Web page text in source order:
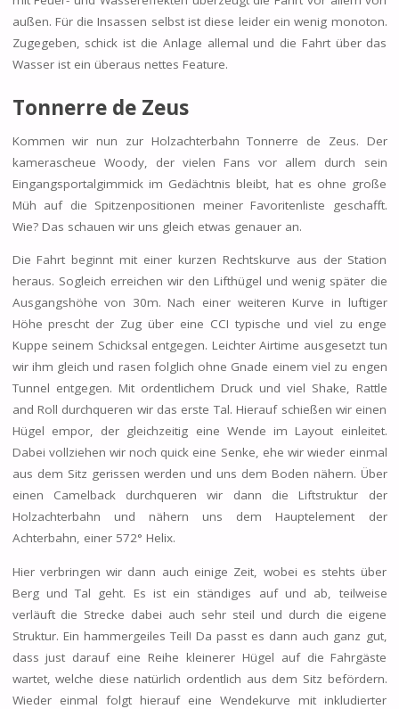
außen. Für die Insassen selbst ist diese leider ein wenig monoton.
Zugegeben, schick ist die Anlage allemal und die Fahrt über das
Wasser ist ein überaus nettes Feature.
Tonnerre de Zeus
Kommen wir nun zur Holzachterbahn Tonnerre de Zeus. Der
kamerascheue Woody, der vielen Fans vor allem durch sein
Eingangsportalgimmick im Gedächtnis bleibt, hat es ohne große
Müh auf die Spitzenpositionen meiner Favoritenliste geschafft.
Wie? Das schauen wir uns gleich etwas genauer an.
Die Fahrt beginnt mit einer kurzen Rechtskurve aus der Station
heraus. Sogleich erreichen wir den Lifthügel und wenig später die
Ausgangshöhe von 30m. Nach einer weiteren Kurve in luftiger
Höhe prescht der Zug über eine CCI typische und viel zu enge
Kuppe seinem Schicksal entgegen. Leichter Airtime ausgesetzt tun
wir ihm gleich und rasen folglich ohne Gnade einem viel zu engen
Tunnel entgegen. Mit ordentlichem Druck und viel Shake, Rattle
and Roll durchqueren wir das erste Tal. Hierauf schießen wir einen
Hügel empor, der gleichzeitig eine Wende im Layout einleitet.
Dabei vollziehen wir noch quick eine Senke, ehe wir wieder einmal
aus dem Sitz gerissen werden und uns dem Boden nähern. Über
einen Camelback durchqueren wir dann die Liftstruktur der
Holzachterbahn und nähern uns dem Hauptelement der
Achterbahn, einer 572° Helix.
Hier verbringen wir dann auch einige Zeit, wobei es stehts über
Berg und Tal geht. Es ist ein ständiges auf und ab, teilweise
verläuft die Strecke dabei auch sehr steil und durch die eigene
Struktur. Ein hammergeiles Teil! Da passt es dann auch ganz gut,
dass just darauf eine Reihe kleinerer Hügel auf die Fahrgäste
wartet, welche diese natürlich ordentlich aus dem Sitz befördern.
Wieder einmal folgt hierauf eine Wendekurve mit inkludierter